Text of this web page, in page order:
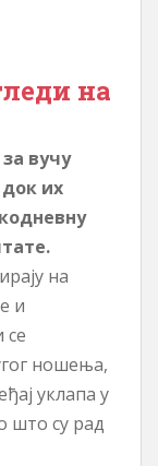
на
вучу
их
на
и
се
ношења,
уклапа у
што су рад